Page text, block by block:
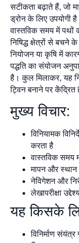
सटीकता बढ़ाते हैं, जो
ड्रोन के लिए उपयोगी
वास्तविक समय में पथों
निषिद्ध क्षेत्रों से बचने
नियोजन या कृषि में
पद्धति का संयोजन
है। कुल मिलाकर, यह
ट्विन बनाने पर केंद्रित
मुख्य विचार:
विनियामक
करता है
वास्तविक समय
मापन और स्थान
नेविगेशन और
लेखापरीक्षा
यह किसके
विनिर्माण